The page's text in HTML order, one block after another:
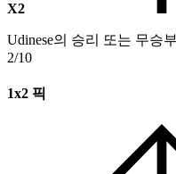
X2
Udinese의 승리 또는 무승
2/10
1x2 픽